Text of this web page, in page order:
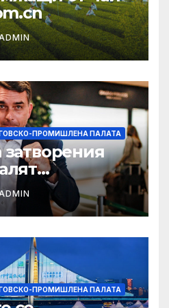
ПРОМИШЛЕНА ПАЛАТА
Флавио
президент на
ПРОМИШЛЕНА ПАЛАТА